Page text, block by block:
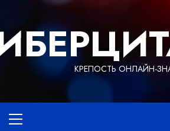
содержимому
КРЕПОСТЬ ОНЛАЙН-
меню